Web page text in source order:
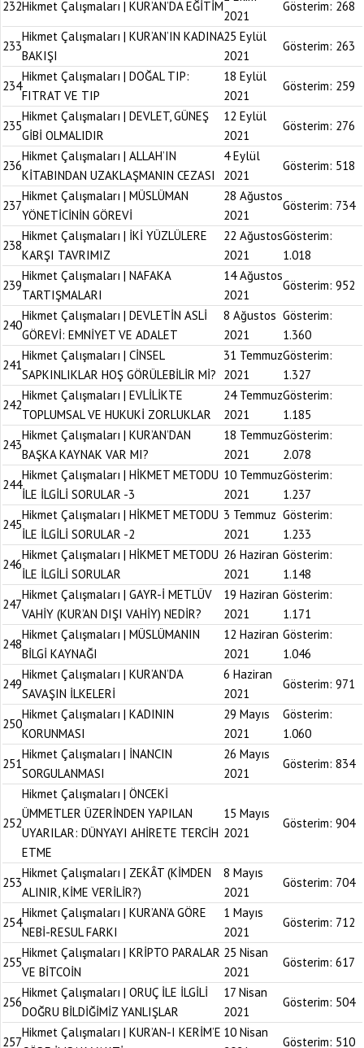
232Hikmet Çalışmaları | KUR’AN’DA EĞİTİM
2021
Gösterim: 268
233
Hikmet Çalışmaları | KUR’AN’IN KADINA
BAKIŞI
25 Eylül
2021
Gösterim: 263
234
Hikmet Çalışmaları | DOĞAL TIP:
FITRAT VE TIP
18 Eylül
2021
Gösterim: 259
235
Hikmet Çalışmaları | DEVLET, GÜNEŞ
GİBİ OLMALIDIR
12 Eylül
2021
Gösterim: 276
236
Hikmet Çalışmaları | ALLAH’IN
KİTABINDAN UZAKLAŞMANIN CEZASI
4 Eylül
2021
Gösterim: 518
237
Hikmet Çalışmaları | MÜSLÜMAN
YÖNETİCİNİN GÖREVİ
28 Ağustos
2021
Gösterim: 734
238
Hikmet Çalışmaları | İKİ YÜZLÜLERE
KARŞI TAVRIMIZ
22 Ağustos
2021
Gösterim:
1.018
239
Hikmet Çalışmaları | NAFAKA
TARTIŞMALARI
14 Ağustos
2021
Gösterim: 952
240
Hikmet Çalışmaları | DEVLETİN ASLİ
GÖREVİ: EMNİYET VE ADALET
8 Ağustos
2021
Gösterim:
1.360
241
Hikmet Çalışmaları | CİNSEL
SAPKINLIKLAR HOŞ GÖRÜLEBİLİR Mİ?
31 Temmuz
2021
Gösterim:
1.327
242
Hikmet Çalışmaları | EVLİLİKTE
TOPLUMSAL VE HUKUKİ ZORLUKLAR
24 Temmuz
2021
Gösterim:
1.185
243
Hikmet Çalışmaları | KUR’AN’DAN
BAŞKA KAYNAK VAR MI?
18 Temmuz
2021
Gösterim:
2.078
244
Hikmet Çalışmaları | HİKMET METODU
İLE İLGİLİ SORULAR -3
10 Temmuz
2021
Gösterim:
1.237
245
Hikmet Çalışmaları | HİKMET METODU
İLE İLGİLİ SORULAR -2
3 Temmuz
2021
Gösterim:
1.233
246
Hikmet Çalışmaları | HİKMET METODU
İLE İLGİLİ SORULAR
26 Haziran
2021
Gösterim:
1.148
247
Hikmet Çalışmaları | GAYR-İ METLÜV
VAHİY (KUR’AN DIŞI VAHİY) NEDİR?
19 Haziran
2021
Gösterim:
1.171
248
Hikmet Çalışmaları | MÜSLÜMANIN
BİLGİ KAYNAĞI
12 Haziran
2021
Gösterim:
1.046
249
Hikmet Çalışmaları | KUR’AN’DA
SAVAŞIN İLKELERİ
6 Haziran
2021
Gösterim: 971
250
Hikmet Çalışmaları | KADININ
KORUNMASI
29 Mayıs
2021
Gösterim:
1.060
251
Hikmet Çalışmaları | İNANCIN
SORGULANMASI
26 Mayıs
2021
Gösterim: 834
252
Hikmet Çalışmaları | ÖNCEKİ
ÜMMETLER ÜZERİNDEN YAPILAN
UYARILAR: DÜNYAYI AHİRETE TERCİH
ETME
15 Mayıs
2021
Gösterim: 904
253
Hikmet Çalışmaları | ZEKÂT (KİMDEN
ALINIR, KİME VERİLİR?)
8 Mayıs
2021
Gösterim: 704
254
Hikmet Çalışmaları | KUR’AN’A GÖRE
NEBİ-RESUL FARKI
1 Mayıs
2021
Gösterim: 712
255
Hikmet Çalışmaları | KRİPTO PARALAR
VE BİTCOİN
25 Nisan
2021
Gösterim: 617
256
Hikmet Çalışmaları | ORUÇ İLE İLGİLİ
DOĞRU BİLDİĞİMİZ YANLIŞLAR
17 Nisan
2021
Gösterim: 504
257
Hikmet Çalışmaları | KUR’AN-I KERİM’E 10 Nisan
Gösterim: 510